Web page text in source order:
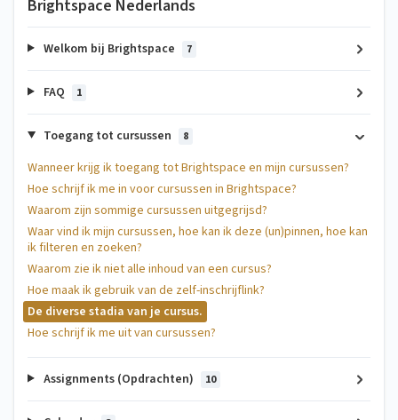
Brightspace Nederlands
Welkom bij Brightspace 7
FAQ 1
Toegang tot cursussen 8
Wanneer krijg ik toegang tot Brightspace en mijn cursussen?
Hoe schrijf ik me in voor cursussen in Brightspace?
Waarom zijn sommige cursussen uitgegrijsd?
Waar vind ik mijn cursussen, hoe kan ik deze (un)pinnen, hoe kan
ik filteren en zoeken?
Waarom zie ik niet alle inhoud van een cursus?
Hoe maak ik gebruik van de zelf-inschrijflink?
De diverse stadia van je cursus.
Hoe schrijf ik me uit van cursussen?
Assignments (Opdrachten) 10